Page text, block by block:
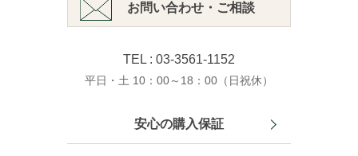
お問い合わせ・ご相談
TEL : 03-3561-1152
平日・土 10：00～18：00（日祝休）
安心の購入保証